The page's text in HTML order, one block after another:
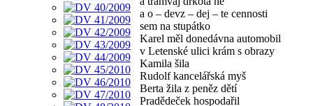
a o – devz – dej – te cennosti
sem na stupátko
Karel měl donedávna automobil
v Letenské ulici krám s obrazy
Kamila šila
Rudolf kancelářská myš
Berta žila z peněz dětí
Pradědeček hospodařil